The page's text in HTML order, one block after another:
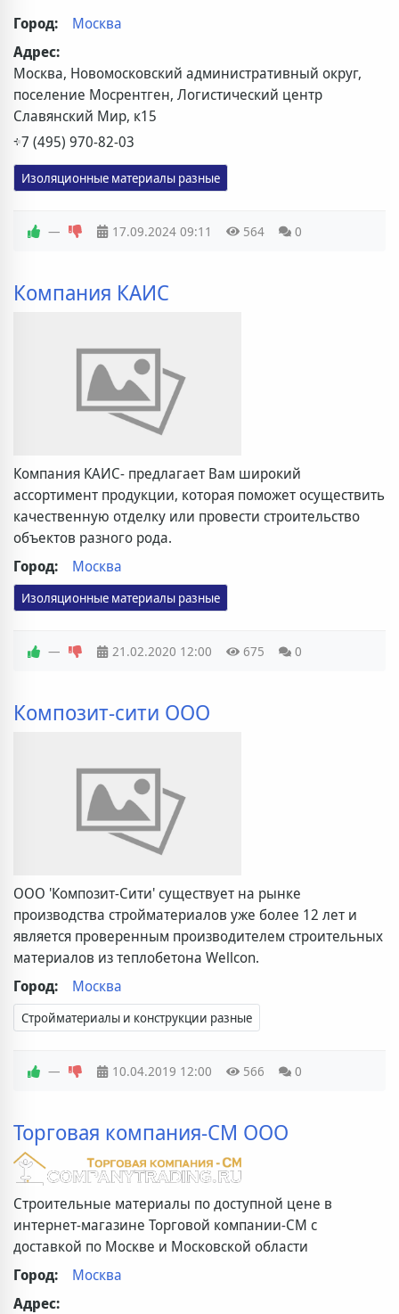
Город:
Москва
Адрес:
Москва, Новомосковский административный округ,
поселение Мосрентген, Логистический центр
Славянский Мир, к15
+7 (495) 970-82-03
Изоляционные материалы разные
— 17.09.2024 09:11 564 0
Компания КАИС
Компания КАИС- предлагает Вам широкий
ассортимент продукции, которая поможет осуществить
качественную отделку или провести строительство
объектов разного рода.
Город:
Москва
Изоляционные материалы разные
— 21.02.2020 12:00 675 0
Композит-сити ООО
ООО 'Композит-Сити' существует на рынке
производства стройматериалов уже более 12 лет и
является проверенным производителем строительных
материалов из теплобетона Wellcon.
Город:
Москва
Стройматериалы и конструкции разные
— 10.04.2019 12:00 566 0
Торговая компания-СМ OOO
Строительные материалы по доступной цене в
интернет-магазине Торговой компании-СМ с
доставкой по Москве и Московской области
Город:
Москва
Адрес: